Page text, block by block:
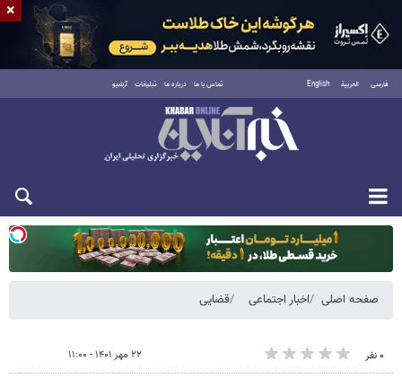
فارسی العربية English تماس با ما درباره ما تبلیغات آرشیو
یکشنبه ۱۸ مرداد ۱۴۰۵
صفحه اصلی اخبار اجتماعی قضایی
۰ نفر ۲۲ مهر ۱۴۰۱ - ۱۱:۰۰
×